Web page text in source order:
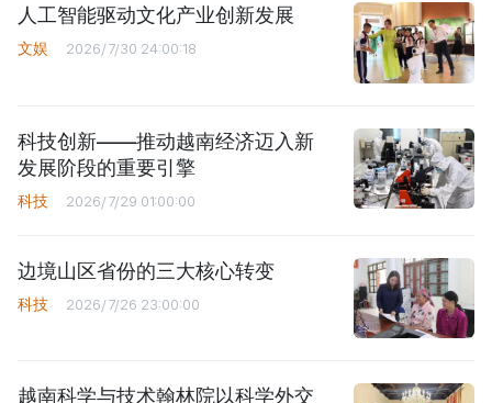
人工智能驱动文化产业创新发展
文娱 2026/7/30 24:00:18
科技创新——推动越南经济迈入新
发展阶段的重要引擎
科技 2026/7/29 01:00:00
边境山区省份的三大核心转变
科技 2026/7/26 23:00:00
越南科学与技术翰林院以科学外交